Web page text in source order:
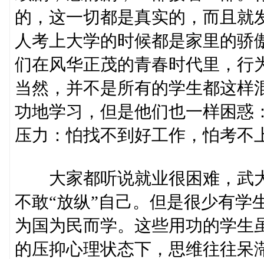
的，这一切都是真实的，而且就
人考上大学的时候都是家里的
们在风华正茂的青春时代里，行
当然，并不是所有的学生都这样
功地学习，但是他们也一样困惑
压力：怕找不到好工作，怕考不
大家都听说就业很困难，武
不敢“放纵”自己。但是很少有学
为国为民而学。这些用功的学生
的压抑心理状态下，思维往往呆